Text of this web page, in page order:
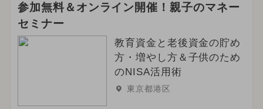
参加無料＆オンライン開催！親子のマネー
セミナー
教育資金と老後資金の貯め
方・増やし方＆子供のため
のNISA活用術
東京都港区